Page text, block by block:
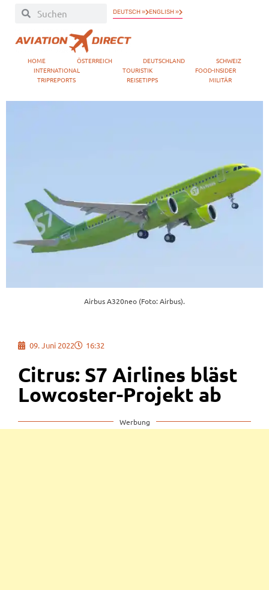
DEUTSCH » ENGLISH »
HOME ÖSTERREICH DEUTSCHLAND
SCHWEIZ
INTERNATIONAL
TOURISTIK
FOOD-INSIDER
TRIPREPORTS
REISETIPPS MILITÄR
Airbus A320neo (Foto: Airbus).
09. Juni 2022 16:32
Citrus: S7 Airlines bläst
Lowcoster-Projekt ab
Werbung